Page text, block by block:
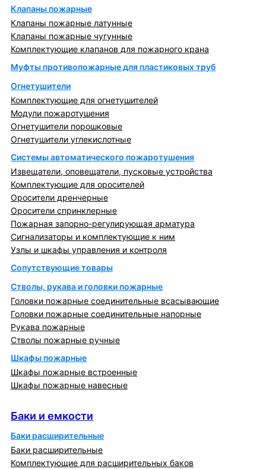
Клапаны пожарные
Клапаны пожарные латунные
Клапаны пожарные чугунные
Комплектующие клапанов для пожарного крана
Муфты противопожарные для пластиковых труб
Огнетушители
Комплектующие для огнетушителей
Модули пожаротушения
Огнетушители порошковые
Огнетушители углекислотные
Системы автоматического пожаротушения
Извещатели, оповещатели, пусковые устройства
Комплектующие для оросителей
Оросители дренчерные
Оросители спринклерные
Пожарная запорно-регулирующая арматура
Сигнализаторы и комплектующие к ним
Узлы и шкафы управления и контроля
Сопутствующие товары
Стволы, рукава и головки пожарные
Головки пожарные соединительные всасывающие
Головки пожарные соединительные напорные
Рукава пожарные
Стволы пожарные ручные
Шкафы пожарные
Шкафы пожарные встроенные
Шкафы пожарные навесные
Баки и емкости
Баки расширительные
Баки расширительные
Комплектующие для расширительных баков